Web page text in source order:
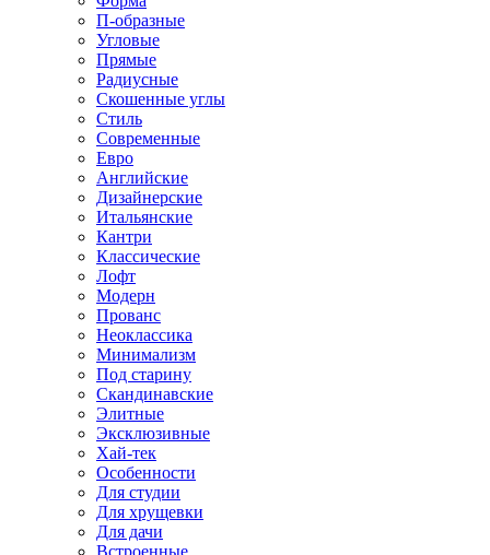
П-образные
Угловые
Прямые
Радиусные
Скошенные углы
Стиль
Современные
Евро
Английские
Дизайнерские
Итальянские
Кантри
Классические
Лофт
Модерн
Прованс
Неоклассика
Минимализм
Под старину
Скандинавские
Элитные
Эксклюзивные
Хай-тек
Особенности
Для студии
Для хрущевки
Для дачи
Встроенные